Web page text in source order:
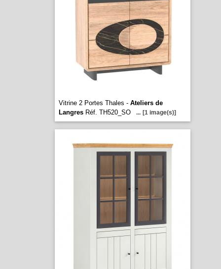
Vitrine 2 Portes Thales - Ateliers de
LangresRéf. TH520_SO ... [1 image(s)]